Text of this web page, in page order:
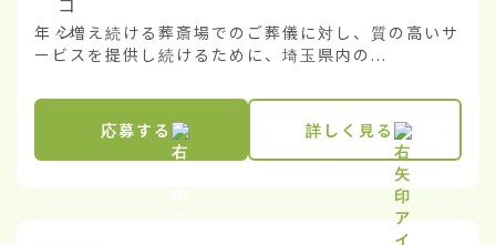
年々増え続ける葬斎場でのご葬儀に対し、質の高いサ
ービスを提供し続けるために、埼玉県内の...
応募する 詳しく見る